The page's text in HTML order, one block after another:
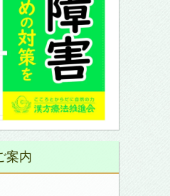
案内